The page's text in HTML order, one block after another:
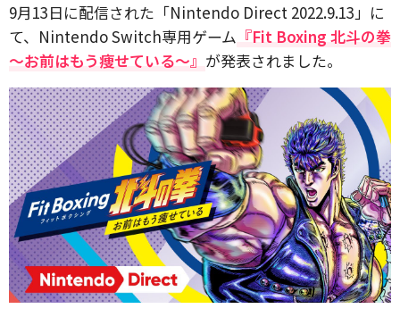
9月13日に配信された「Nintendo Direct 2022.9.13」に
て、Nintendo Switch専用ゲーム 『Fit Boxing 北斗の拳
～お前はもう痩せている～』 が発表されました。